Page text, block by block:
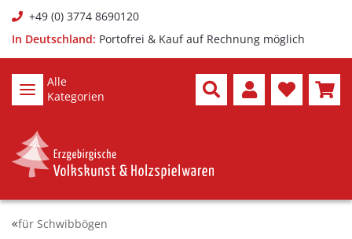
+49 (0) 3774 8690120
In Deutschland: Portofrei & Kauf auf Rechnung möglich
Alle
Kategorien
für Schwibbögen